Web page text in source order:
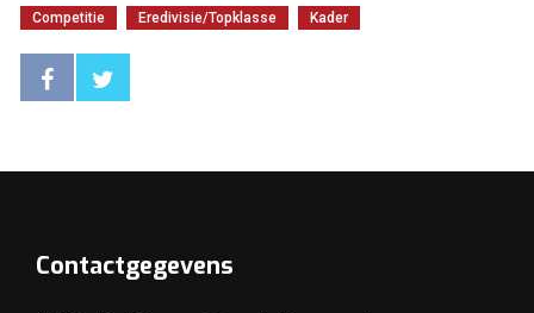
Competitie Eredivisie/Topklasse Kader
Contactgegevens